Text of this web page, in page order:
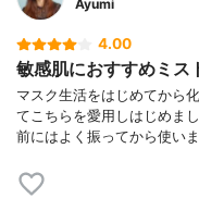
Ayumi
4.00
敏感肌におすすめミス
マスク生活をはじめてから
てこちらを愛用しはじめま
前にはよく振ってから使い